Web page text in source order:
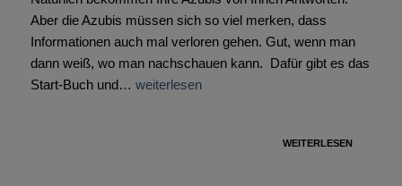
Aber die Azubis müssen sich so viel merken, dass
Informationen auch mal verloren gehen. Gut, wenn man
dann weiß, wo man nachschauen kann. Dafür gibt es das
Start-Buch und… weiterlesen
WEITERLESEN